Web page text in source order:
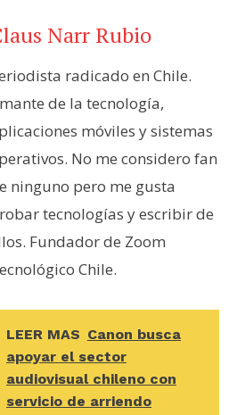
Narr Rubio
radicado en Chile.
de la tecnología,
móviles y sistemas
No me considero fan
ninguno pero me gusta
tecnologías y escribir de
Fundador de Zoom
Chile.
LEER MAS Canon busca
apoyar el sector
audiovisual chileno con
servicio de arriendo